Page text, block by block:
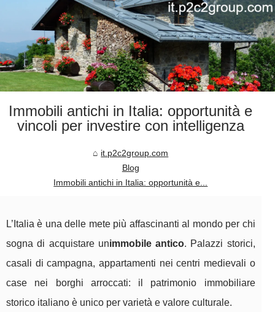
Immobili antichi in Italia: opportunità e
vincoli per investire con intelligenza
it.p2c2group.com
Blog
Immobili antichi in Italia: opportunità e...
L’Italia è una delle mete più affascinanti al mondo per chi
sogna di acquistare unimmobile antico. Palazzi storici,
casali di campagna, appartamenti nei centri medievali o
case nei borghi arroccati: il patrimonio immobiliare
storico italiano è unico per varietà e valore culturale.